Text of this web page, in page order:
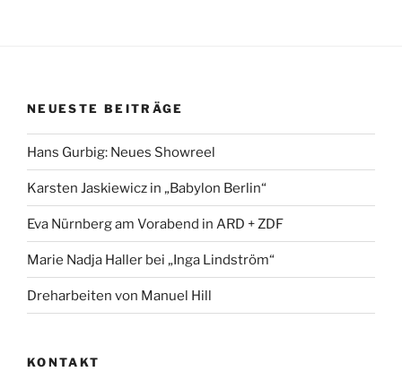
NEUESTE BEITRÄGE
Hans Gurbig: Neues Showreel
Karsten Jaskiewicz in „Babylon Berlin“
Eva Nürnberg am Vorabend in ARD + ZDF
Marie Nadja Haller bei „Inga Lindström“
Dreharbeiten von Manuel Hill
KONTAKT